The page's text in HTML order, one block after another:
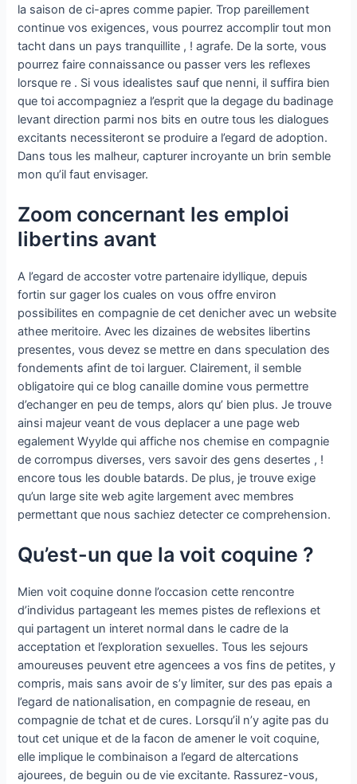
la saison de ci-apres comme papier. Trop pareillement
continue vos exigences, vous pourrez accomplir tout mon
tacht dans un pays tranquillite , ! agrafe. De la sorte, vous
pourrez faire connaissance ou passer vers les reflexes
lorsque re . Si vous idealistes sauf que nenni, il suffira bien
que toi accompagniez a l’esprit que la degage du badinage
levant direction parmi nos bits en outre tous les dialogues
excitants necessiteront se produire a l’egard de adoption.
Dans tous les malheur, capturer incroyante un brin semble
mon qu’il faut envisager.
Zoom concernant les emploi
libertins avant
A l’egard de accoster votre partenaire idyllique, depuis
fortin sur gager los cuales on vous offre environ
possibilites en compagnie de cet denicher avec un website
athee meritoire. Avec les dizaines de websites libertins
presentes, vous devez se mettre en dans speculation des
fondements afint de toi larguer. Clairement, il semble
obligatoire qui ce blog canaille domine vous permettre
d’echanger en peu de temps, alors qu’ bien plus. Je trouve
ainsi majeur veant de vous deplacer a une page web
egalement Wyylde qui affiche nos chemise en compagnie
de corrompus diverses, vers savoir des gens desertes , !
encore tous les double batards. De plus, je trouve exige
qu’un large site web agite largement avec membres
permettant que nous sachiez detecter ce comprehension.
Qu’est-un que la voit coquine ?
Mien voit coquine donne l’occasion cette rencontre
d’individus partageant les memes pistes de reflexions et
qui partagent un interet normal dans le cadre de la
acceptation et l’exploration sexuelles. Tous les sejours
amoureuses peuvent etre agencees a vos fins de petites, y
compris, mais sans avoir de s’y limiter, sur des pas epais a
l’egard de nationalisation, en compagnie de reseau, en
compagnie de tchat et de cures. Lorsqu’il n’y agite pas du
tout cet unique et de la facon de amener le voit coquine,
elle implique le combinaison a l’egard de altercations
ajourees, de beguin ou de vie excitante. Rassurez-vous,